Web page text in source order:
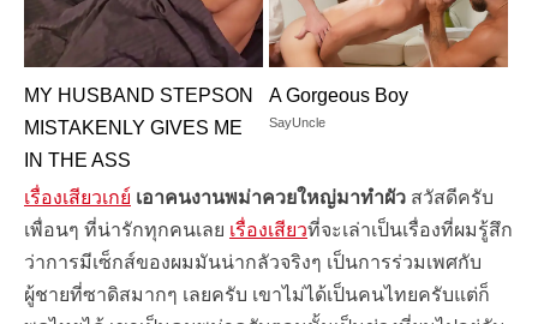
MY HUSBAND STEPSON
MISTAKENLY GIVES ME
IN THE ASS
RedhandsTube
A Gorgeous Boy
SayUncle
เรื่องเสียวเกย์ เอาคนงานพม่าควยใหญ่มาทำผัว สวัสดีครับ
เพื่อนๆ ที่น่ารักทุกคนเลย เรื่องเสียวที่จะเล่าเป็นเรื่องที่ผมรู้สึก
ว่าการมีเซ็กส์ของผมมันน่ากลัวจริงๆ เป็นการร่วมเพศกับ
ผู้ชายที่ซาดิสมากๆ เลยครับ เขาไม่ได้เป็นคนไทยครับแต่ก็